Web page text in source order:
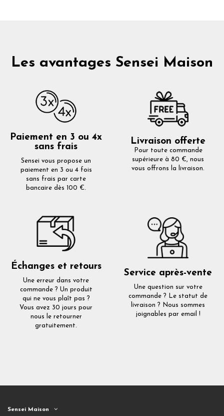
Les avantages Sensei Maison
Paiement en 3 ou 4x
sans frais
Sensei vous propose un
paiement en 3 ou 4 fois
sans frais par carte
bancaire dès 100 €.
Livraison offerte
Pour toute commande
supérieure à 80 €, nous
vous offrons la livraison.
Échanges et retours
Une erreur dans votre
commande ? Un produit
qui ne vous plaît pas ?
Vous avez 30 jours pour
nous le retourner
gratuitement.
Service après-vente
Une question sur votre
commande ? Le statut de
livraison ? Nous sommes
joignables par email !
Sensei Maison